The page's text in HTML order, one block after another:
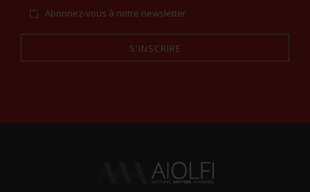
Abonnez-vous à notre newsletter
S'INSCRIRE